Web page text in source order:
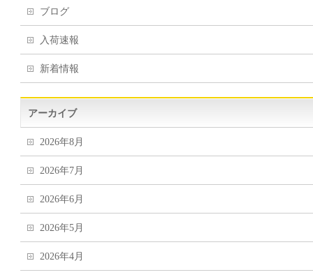
ブログ
入荷速報
新着情報
アーカイブ
2026年8月
2026年7月
2026年6月
2026年5月
2026年4月